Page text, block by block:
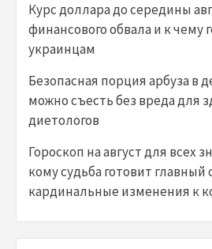
Курс доллара до середины
финансового обвала и к чему
украинцам
Безопасная порция арбуза в
можно съесть без вреда для
диетологов
Гороскоп на август для всех
кому судьба готовит
кардинальные изменения к